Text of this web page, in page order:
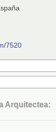
7520
Arquitectea: